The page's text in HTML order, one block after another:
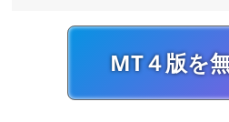
MT４版を